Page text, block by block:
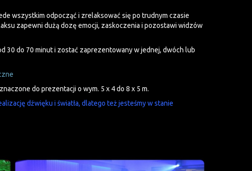
wszystkim odpocząć i zrelaksować się po trudnym czasie
zapewni dużą dozę emocji, zaskoczenia i pozostawi widzów
30 do 70 minut i zostać zaprezentowany w jednej, dwóch lub
do prezentacji o wym. 5 x 4 do 8 x 5 m.
dźwięku i światła, dlatego też jesteśmy w stanie